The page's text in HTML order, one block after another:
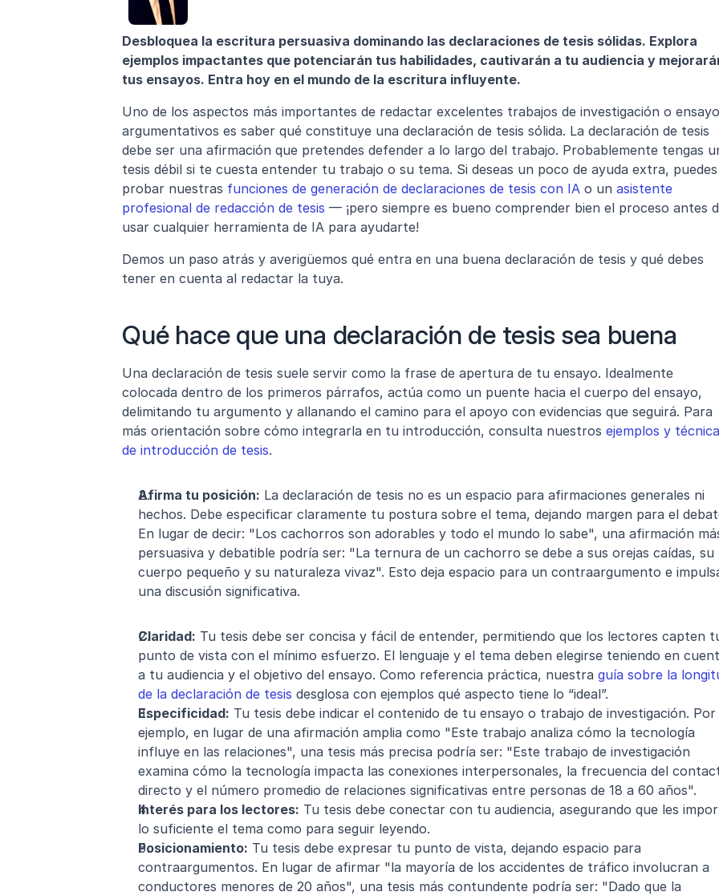
Desbloquea la escritura persuasiva dominando las declaraciones de tesis sólidas. Explora
ejemplos impactantes que potenciarán tus habilidades, cautivarán a tu audiencia y
tus ensayos. Entra hoy en el mundo de la escritura influyente.
Uno de los aspectos más importantes de redactar excelentes trabajos de investigación o
argumentativos es saber qué constituye una declaración de tesis sólida. La declaración de tesis
debe ser una afirmación que pretendes defender a lo largo del trabajo. Probablemente tengas
tesis débil si te cuesta entender tu trabajo o su tema. Si deseas un poco de ayuda extra, puedes
probar nuestras funciones de generación de declaraciones de tesis con IA o un asistente
profesional de redacción de tesis — ¡pero siempre es bueno comprender bien el proceso antes
usar cualquier herramienta de IA para ayudarte!
Demos un paso atrás y averigüemos qué entra en una buena declaración de tesis y qué debes
tener en cuenta al redactar la tuya.
Qué hace que una declaración de tesis sea buena
Una declaración de tesis suele servir como la frase de apertura de tu ensayo. Idealmente
colocada dentro de los primeros párrafos, actúa como un puente hacia el cuerpo del ensayo,
delimitando tu argumento y allanando el camino para el apoyo con evidencias que seguirá. Para
más orientación sobre cómo integrarla en tu introducción, consulta nuestros ejemplos y
de introducción de tesis.
Afirma tu posición: La declaración de tesis no es un espacio para afirmaciones generales ni
hechos. Debe especificar claramente tu postura sobre el tema, dejando margen para el
En lugar de decir: "Los cachorros son adorables y todo el mundo lo sabe", una afirmación
persuasiva y debatible podría ser: "La ternura de un cachorro se debe a sus orejas caídas, su
cuerpo pequeño y su naturaleza vivaz". Esto deja espacio para un contraargumento e
una discusión significativa.
Claridad: Tu tesis debe ser concisa y fácil de entender, permitiendo que los lectores capten
punto de vista con el mínimo esfuerzo. El lenguaje y el tema deben elegirse teniendo en
a tu audiencia y el objetivo del ensayo. Como referencia práctica, nuestra guía sobre la
de la declaración de tesis desglosa con ejemplos qué aspecto tiene lo “ideal”.
Especificidad: Tu tesis debe indicar el contenido de tu ensayo o trabajo de investigación. Por
ejemplo, en lugar de una afirmación amplia como "Este trabajo analiza cómo la tecnología
influye en las relaciones", una tesis más precisa podría ser: "Este trabajo de investigación
examina cómo la tecnología impacta las conexiones interpersonales, la frecuencia del
directo y el número promedio de relaciones significativas entre personas de 18 a 60 años".
Interés para los lectores: Tu tesis debe conectar con tu audiencia, asegurando que les
lo suficiente el tema como para seguir leyendo.
Posicionamiento: Tu tesis debe expresar tu punto de vista, dejando espacio para
contraargumentos. En lugar de afirmar "la mayoría de los accidentes de tráfico involucran a
conductores menores de 20 años", una tesis más contundente podría ser: "Dado que la